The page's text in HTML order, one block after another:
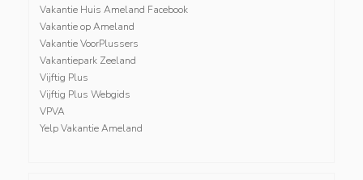
Vakantie Huis Ameland Facebook
Vakantie op Ameland
Vakantie VoorPlussers
Vakantiepark Zeeland
Vijftig Plus
Vijftig Plus Webgids
VPVA
Yelp Vakantie Ameland